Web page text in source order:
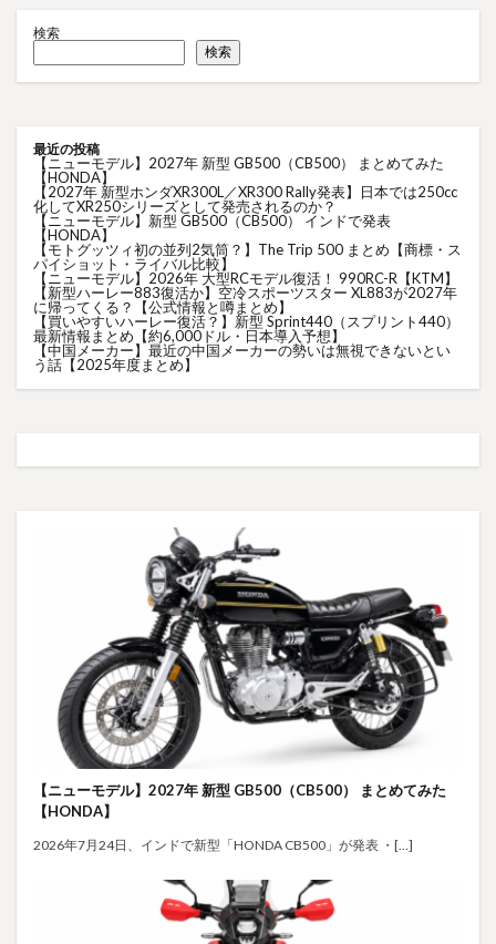
検索
検索
最近の投稿
【ニューモデル】2027年 新型 GB500（CB500） まとめてみた
【HONDA】
【2027年 新型ホンダXR300L／XR300 Rally発表】日本では250cc
化してXR250シリーズとして発売されるのか？
【ニューモデル】新型 GB500（CB500） インドで発表
【HONDA】
【モトグッツィ初の並列2気筒？】The Trip 500 まとめ【商標・ス
パイショット・ライバル比較】
【ニューモデル】2026年 大型RCモデル復活！ 990RC-R【KTM】
【新型ハーレー883復活か】空冷スポーツスター XL883が2027年
に帰ってくる？【公式情報と噂まとめ】
【買いやすいハーレー復活？】新型 Sprint440（スプリント440）
最新情報まとめ【約6,000ドル・日本導入予想】
【中国メーカー】最近の中国メーカーの勢いは無視できないとい
う話【2025年度まとめ】
【ニューモデル】2027年 新型 GB500（CB500） まとめてみた
【HONDA】
2026年7月24日、インドで新型「HONDA CB500」が発表 ・[…]